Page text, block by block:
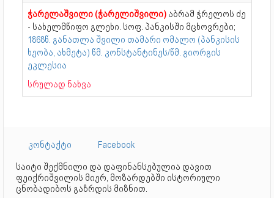
ჭარელაშვილი (ჭარელიშვილი) აბრამ ჭრელოს ძე
- სახელმწიფო გლეხი. სოფ. პანკისში მცხოვრები;
1868წ. განათლა შვილი თამარი ომალო (პანკისის
ხეობა, ახმეტა) წმ. კონსტანტინეს/წმ. გიორგის
ეკლესია
სრულად ნახვა
კონტაქტი
Facebook
საიტი შექმნილი და დაფინანსებულია დავით
ფეიქრიშვილის მიერ, მოზარდებში ისტორიული
ცნობადიბოს გაზრდის მიზნით.